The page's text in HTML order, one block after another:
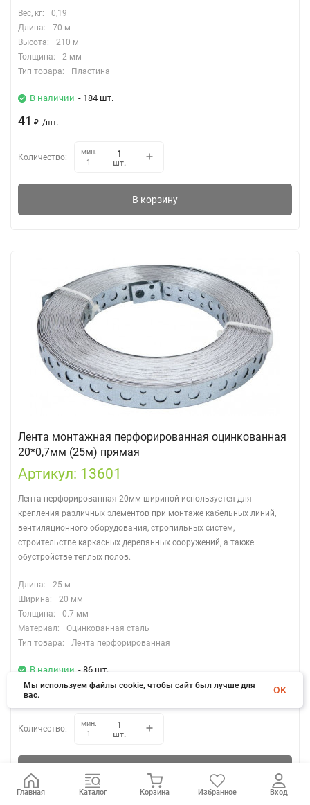
Вес, кг:
0,19
Длина:
70 м
Высота:
210 м
Толщина:
2 мм
Тип товара:
Пластина
В наличии - 184 шт.
41 ₽ /шт.
Количество:
мин.
1
шт.
В корзину
Лента монтажная перфорированная оцинкованная
20*0,7мм (25м) прямая
Артикул: 13601
Лента перфорированная 20мм шириной используется для
крепления различных элементов при монтаже кабельных линий,
вентиляционного оборудования, стропильных систем,
строительстве каркасных деревянных сооружений, а также
обустройстве теплых полов.
Длина:
25 м
Ширина:
20 мм
Толщина:
0.7 мм
Материал:
Оцинкованная сталь
Тип товара:
Лента перфорированная
В наличии - 86 шт.
777
Количество:
мин.
1
шт.
В корзину
Главная Каталог Корзина Избранное Вход
Мы используем файлы cookie, чтобы сайт был лучше для
вас.
OK